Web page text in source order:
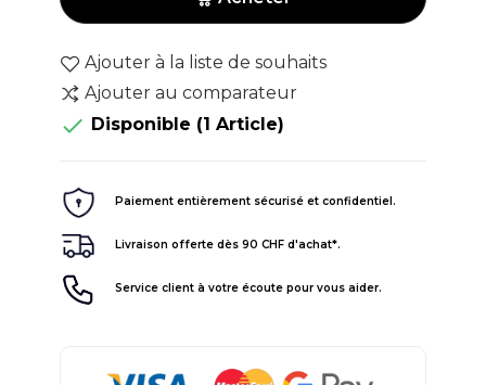
Ajouter à la liste de souhaits
Ajouter au comparateur
 Disponible (1 Article)
Paiement entièrement sécurisé et confidentiel.
Livraison offerte dès 90 CHF d'achat*.
Service client à votre écoute pour vous aider.